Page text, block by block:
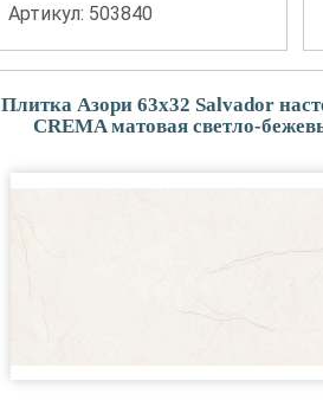
Артикул: 503840
Плитка Азори 63x32 Salvador
CREMA матовая светло-